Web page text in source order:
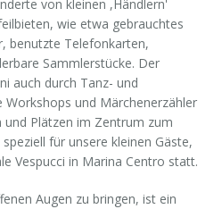
von kleinen ,Händlern'
wie etwa gebrauchtes
benutzte Telefonkarten,
Sammlerstücke. Der
auch durch Tanz- und
und Märchenerzähler
Plätzen im Zentrum zum
für unsere kleinen Gäste,
Vespucci in Marina Centro statt.
Augen zu bringen, ist ein